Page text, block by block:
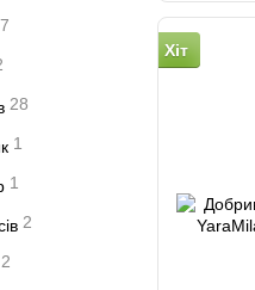
Хіт
7
28
1
1
2
2